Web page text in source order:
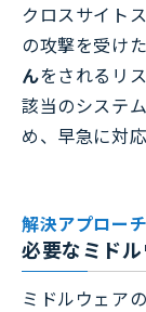
クロスサイト
の攻撃を受け
んをされるリ
該当のシステ
め、早急に対
解決アプローチ
必要なミド
ミドルウェア